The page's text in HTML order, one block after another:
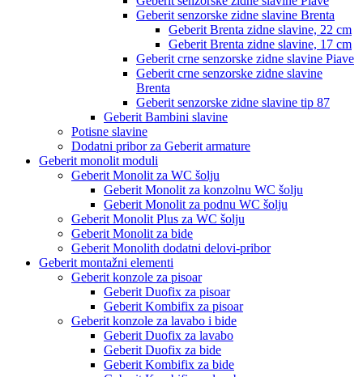
Geberit senzorske zidne slavine Brenta
Geberit Brenta zidne slavine, 22 cm
Geberit Brenta zidne slavine, 17 cm
Geberit crne senzorske zidne slavine Piave
Geberit crne senzorske zidne slavine
Brenta
Geberit senzorske zidne slavine tip 87
Geberit Bambini slavine
Potisne slavine
Dodatni pribor za Geberit armature
Geberit monolit moduli
Geberit Monolit za WC šolju
Geberit Monolit za konzolnu WC šolju
Geberit Monolit za podnu WC šolju
Geberit Monolit Plus za WC šolju
Geberit Monolit za bide
Geberit Monolith dodatni delovi-pribor
Geberit montažni elementi
Geberit konzole za pisoar
Geberit Duofix za pisoar
Geberit Kombifix za pisoar
Geberit konzole za lavabo i bide
Geberit Duofix za lavabo
Geberit Duofix za bide
Geberit Kombifix za bide